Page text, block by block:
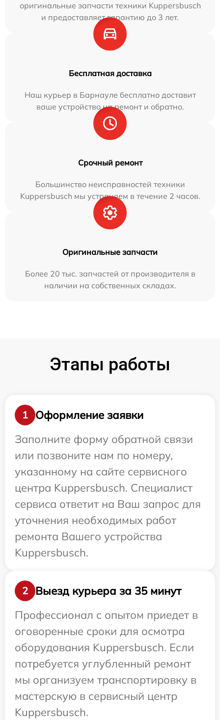
оригинальные запчасти техники Kuppersbusch
и предоставляет гарантию до 3 лет.
Бесплатная доставка
Наш курьер в Барнауле бесплатно доставит
ваше устройство на ремонт и обратно.
Срочный ремонт
Большинство неисправностей техники
Kuppersbusch мы устраняем в течение 2 часов.
Оригинальные запчасти
Более 20 тыс. запчастей от производителя в
наличии на собственных складах.
Этапы работы
1
Оформление заявки
Заполните форму обратной связи
или позвоните нам по номеру,
указанному на сайте сервисного
центра Kuppersbusch. Специалист
сервиса ответит на Ваш запрос для
уточнения необходимых работ
ремонта Вашего устройства
Kuppersbusch.
2
Выезд курьера за 35 минут
Профессионал с опытом приедет в
оговоренные сроки для осмотра
оборудования Kuppersbusch. Если
потребуется углубленный ремонт
мы организуем транспортировку в
мастерскую в сервисный центр
Kuppersbusch.